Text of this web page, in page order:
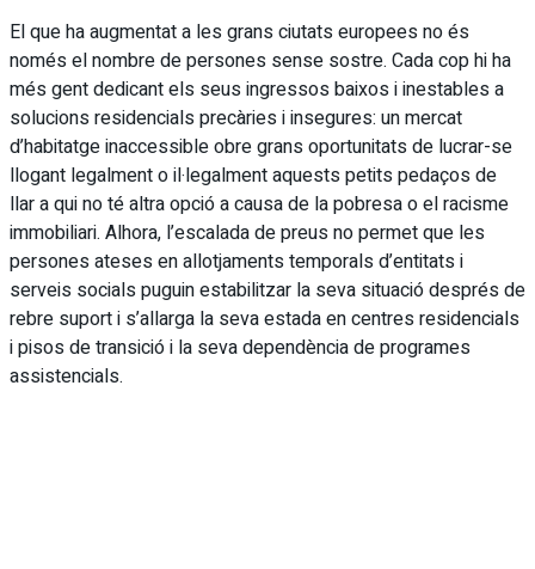
El que ha augmentat a les grans ciutats europees no és
només el nombre de persones sense sostre. Cada cop hi ha
més gent dedicant els seus ingressos baixos i inestables a
solucions residencials precàries i insegures: un mercat
d’habitatge inaccessible obre grans oportunitats de lucrar-se
llogant legalment o il·legalment aquests petits pedaços de
llar a qui no té altra opció a causa de la pobresa o el racisme
immobiliari. Alhora, l’escalada de preus no permet que les
persones ateses en allotjaments temporals d’entitats i
serveis socials puguin estabilitzar la seva situació després de
rebre suport i s’allarga la seva estada en centres residencials
i pisos de transició i la seva dependència de programes
assistencials.